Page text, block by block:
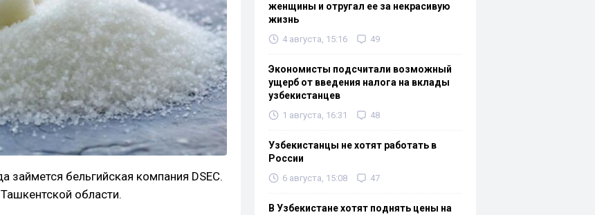
займется бельгийская компания DSEC.
области.
женщины и отругал ее за некрасивую
жизнь
4 августа, 15:16 49
Экономисты подсчитали возможный
ущерб от введения налога на вклады
узбекистанцев
1 августа, 16:31 48
Узбекистанцы не хотят работать в
России
6 августа, 15:08 47
В Узбекистане хотят поднять цены на